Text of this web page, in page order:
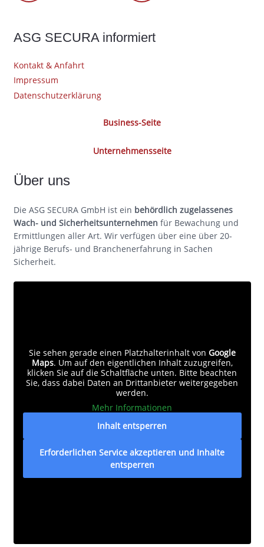
ASG SECURA informiert
Kontakt & Anfahrt
Impressum
Datenschutzerklärung
Business-Seite
Unternehmensseite
Über uns
Die ASG SECURA GmbH ist ein behördlich zugelassenes
Wach- und Sicherheitsunternehmen für Bewachung und
Ermittlungen aller Art. Wir verfügen über eine über 20-
jährige Berufs- und Branchenerfahrung in Sachen
Sicherheit.
Sie sehen gerade einen Platzhalterinhalt von Google
Maps. Um auf den eigentlichen Inhalt zuzugreifen,
klicken Sie auf die Schaltfläche unten. Bitte beachten
Sie, dass dabei Daten an Drittanbieter weitergegeben
werden.
Mehr Informationen
Inhalt entsperren
Erforderlichen Service akzeptieren und Inhalte
entsperren